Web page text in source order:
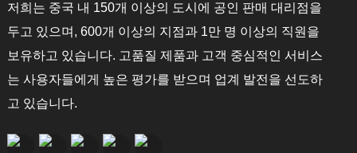
저희는 중국 내 150개 이상의 도시에 공인 판매 대리점을
두고 있으며, 600개 이상의 지점과 1만 명 이상의 직원을
보유하고 있습니다. 고품질 제품과 고객 중심적인 서비스
는 사용자들에게 높은 평가를 받으며 업계 발전을 선도하
고 있습니다.